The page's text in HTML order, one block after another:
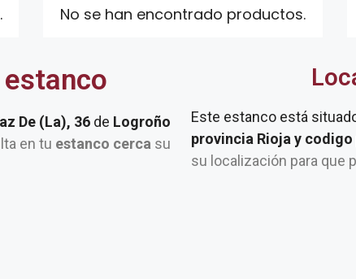
No se han encontrado productos.
De (La), 36 de Logroño
en tu estanco cerca su
Este estanco está
provincia Rioja y
su localización para que